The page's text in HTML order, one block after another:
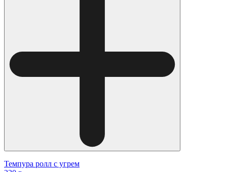
Темпура ролл с угрем